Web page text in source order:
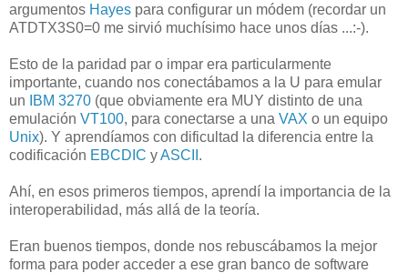
argumentos Hayes para configurar un módem (recordar un
ATDTX3S0=0 me sirvió muchísimo hace unos días ...:-).
Esto de la paridad par o impar era particularmente
importante, cuando nos conectábamos a la U para emular
un
IBM 3270 (que obviamente era MUY distinto de una
emulación VT100, para conectarse a una VAX o un equipo
Unix). Y aprendíamos con dificultad la diferencia entre la
codificación EBCDIC yASCII .
Ahí, en esos primeros tiempos, aprendí la importancia de la
interoperabilidad, más allá de la teoría.
Eran buenos tiempos, donde nos rebuscábamos la mejor
forma para poder acceder a ese gran banco de software